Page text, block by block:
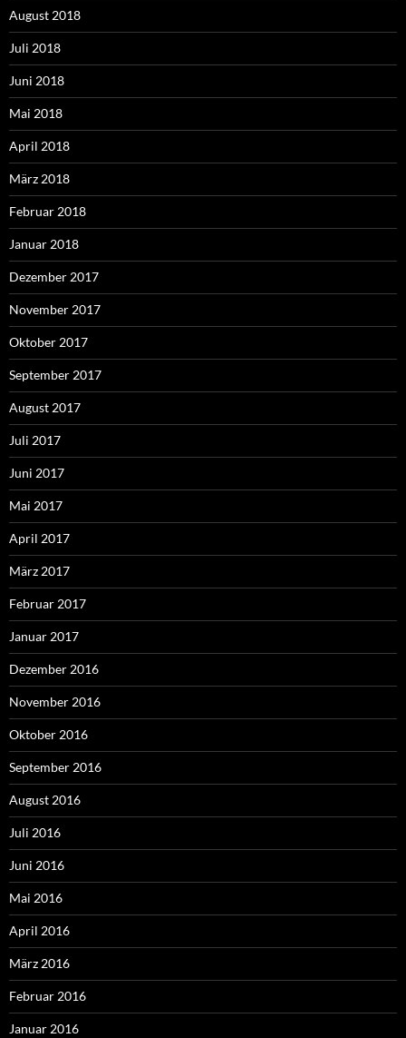
August 2018
Juli 2018
Juni 2018
Mai 2018
April 2018
März 2018
Februar 2018
Januar 2018
Dezember 2017
November 2017
Oktober 2017
September 2017
August 2017
Juli 2017
Juni 2017
Mai 2017
April 2017
März 2017
Februar 2017
Januar 2017
Dezember 2016
November 2016
Oktober 2016
September 2016
August 2016
Juli 2016
Juni 2016
Mai 2016
April 2016
März 2016
Februar 2016
Januar 2016